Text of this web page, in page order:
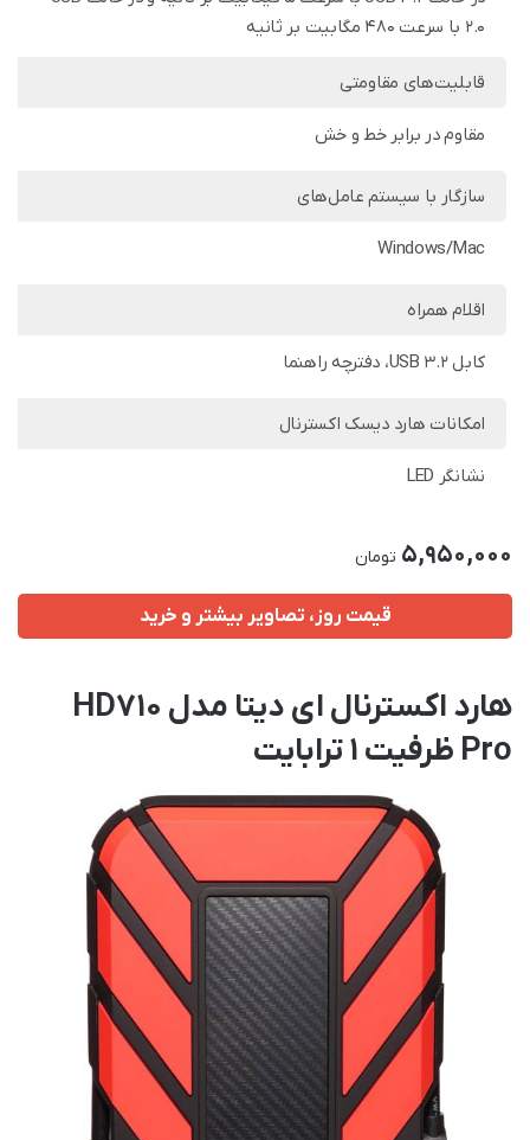
2.0 با سرعت 480 مگابیت بر ثانیه
قابلیت‌های مقاومتی
مقاوم در برابر خط و خش
سازگار با سیستم‌ عامل‌های
Windows/Mac
اقلام همراه
کابل USB 3.2، دفترچه راهنما
امکانات هارد دیسک اکسترنال
نشانگر LED
5,950,000 تومان
قیمت روز، تصاویر بیشتر و خرید
هارد اکسترنال ای دیتا مدل HD710
Pro ظرفیت 1 ترابایت